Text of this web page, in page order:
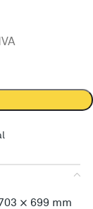
× 699 mm